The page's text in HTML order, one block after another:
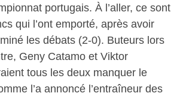
portugais. À l’aller, ce sont
qui l’ont emporté, après avoir
les débats (2-0). Buteurs lors
Geny Catamo et Viktor
tous les deux manquer le
l’a annoncé l’entraîneur des